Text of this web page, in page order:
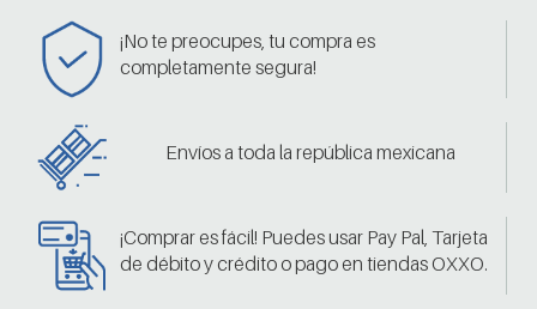
¡No te preocupes, tu compra es
completamente segura!
Envíos a toda la república mexicana
¡Comprar es fácil! Puedes usar Pay Pal, Tarjeta
de débito y crédito o pago en tiendas OXXO.